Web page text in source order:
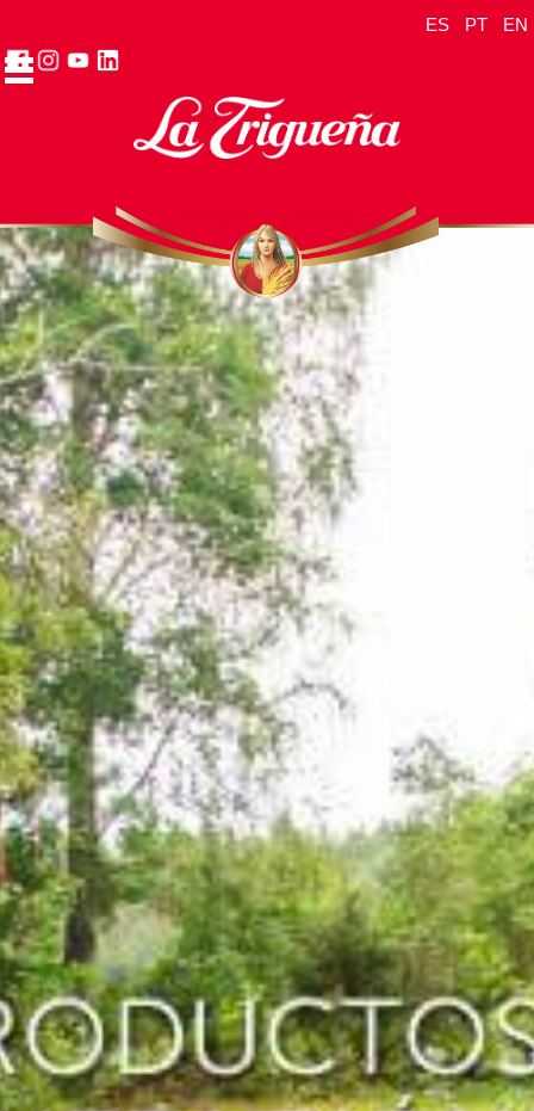
ES PT EN